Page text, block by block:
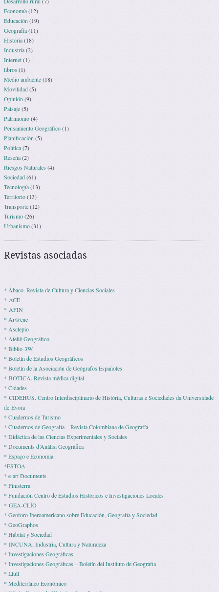
Economía(12)
Educación (19)
Geografía(11)
Historia(18)
Industria(2)
Internet(1)
libros (1)
Medio ambiente(18)
Movilidad(5)
Opinión (9)
Paisaje(5)
Patrimonio(4)
Pensamiento Geográfico(1)
Planificación (5)
Política(7)
Reseña(2)
Riesgos Naturales (4)
Sociedad(61)
Tecnología(13)
Territorio(13)
Transporte(12)
Turismo(26)
Urbanismo(31)
Revistas asociadas
* Ábaco. Revista de Cultura y Ciencias Sociales
* ACE
* AFIN
* Ar@cne
* Asclepio
* Ateliê Geográfico
* Biblio 3W
* Boletín de Estudios Geográficos
* Boletín de la Asociación de Geógrafos Españoles
* BOTICA. Revista médica digital
* Cidades
* CIDEHUS. Centro Interdisciplinario de História, Culturas e Sociedades da Universidade
de Évora
* Cuadernos de Turismo
* Cuadernos de Geografía – Revista Colombiana de Geografía
* Didáctica de las Ciencias Experimentales y Sociales
* Documents d’Anàlisi Geogràfica
* Espaço e Economia
*ESTOA
* e-art Documents
* Finisterra
* Fundación Centro de Estudios Históricos e Investigaciones Locales
* GEA-CLÍO
* Geoforo Iberoamericano sobre Educación, Geografía y Sociedad
* GeoGraphos
* Hábitat y Sociedad
* INCUNA, Industria, Cultura y Naturaleza
* Investigaciones Geográficas
* Investigaciones Geográficas – Boletín del Instituto de Geografia
* Llull
* Mediterráneo Económico